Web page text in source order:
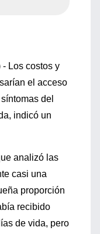
Los costos y
el acceso
del
indicó un
analizó las
casi una
proporción
recibido
de vida, pero